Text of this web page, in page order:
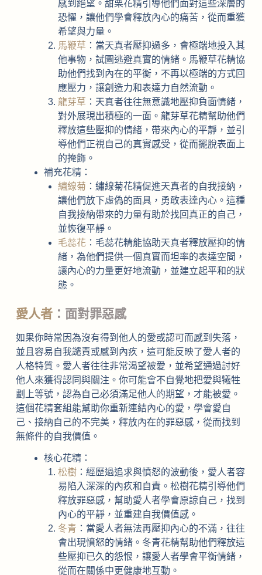
感到絕望。甜栗花精引導他們面對這些深層的
恐懼，讓他們學會釋放內心的痛苦，從而重獲
希望與力量。
馬鞭草 ：當天真者壓抑過多，會極端地投入其
他事物，試圖逃避真實的情緒。馬鞭草花精協
助他們找到內在的平衡，不再以極端的方式回
應壓力，讓創造力和表達力自然流動。
龍芽草 ：天真者往往無意識地壓抑負面情緒，
對外展現出積極的一面。龍芽草花精幫助他們
釋放這些壓抑的情緒，帶來內心的平靜，並引
導他們正視自己的真實感受，從而擺脫表面上
的掩飾。
補充花精：
繡線菊 ：繡線菊花精促進天真者的自我接納，
讓他們放下虛偽的面具，勇敢表達內心。這種
自我接納帶來的力量有助於找回真正的自己，
並恢復平靜。
毛蕊花：毛蕊花精能協助天真者釋放壓抑的情
緒，為他們提供一個真實而坦率的表達空間，
讓內心的力量更好地流動，並建立起平和的狀
態。
愛人者：面對罪惡感
如果你時常因為沒有得到他人的愛或認可而感到失落，
並且容易自我譴責或感到內疚，這可能反映了愛人者的
人格特質。愛人者往往非常渴望被愛，並希望通過討好
他人來獲得認同與關注。你可能會不自覺地把愛與犧牲
劃上等號，認為自己必須滿足他人的期望，才能被愛。
這個花精套組能幫助你重新連結內心的愛，學會愛自
己、接納自己的不完美，釋放內在的罪惡感，從而找到
無條件的自我價值。
核心花精：
松樹：經歷過追求與憤怒的波動後，愛人者容
易陷入深深的內疚和自責。松樹花精引導他們
釋放罪惡感，幫助愛人者學會原諒自己，找到
內心的平靜，並重建自我價值感。
冬青 ：當愛人者無法再壓抑內心的不滿，往往
會出現憤怒的情緒。冬青花精幫助他們釋放這
些壓抑已久的怨恨，讓愛人者學會平衡情緒，
從而在關係中更健康地互動。